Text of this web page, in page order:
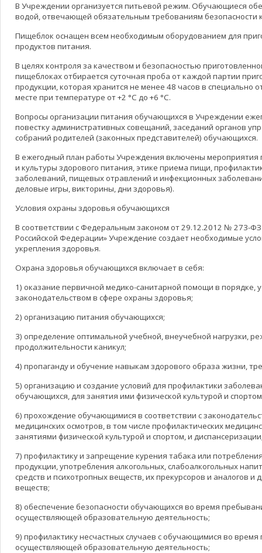
В Учреждении организуется питьевой режим. Обучающиеся
водой, отвечающей обязательным требованиям безопасности
Пищеблок оснащен всем необходимым оборудованием для
продуктов питания.
В целях контроля за качеством и безопасностью
пищеблоках отбирается суточная проба от каждой партии
продукции, которая хранится не менее 48 часов в специально
месте при температуре от +2 °C до +6 °C.
Вопросы организации питания обучающихся в Учреждении
повестку административных совещаний, заседаний органов
собраний родителей (законных представителей) обучающихся.
В ежегодный план работы Учреждения включены
и культуры здорового питания, этике приема пищи,
заболеваний, пищевых отравлений и инфекционных
деловые игры, викторины, дни здоровья).
Условия охраны здоровья обучающихся
В соответствии с Федеральным законом от 29.12.2012 № 273-
Российской Федерации» Учреждение создает необходимые
укрепления здоровья.
Охрана здоровья обучающихся включает в себя:
1) оказание первичной медико-санитарной помощи в порядке,
законодательством в сфере охраны здоровья;
2) организацию питания обучающихся;
3) определение оптимальной учебной, внеучебной нагрузки,
продолжительности каникул;
4) пропаганду и обучение навыкам здорового образа жизни,
5) организацию и создание условий для профилактики
обучающихся, для занятия ими физической культурой и
6) прохождение обучающимися в соответствии с
медицинских осмотров, в том числе профилактических
занятиями физической культурой и спортом, и
7) профилактику и запрещение курения табака или
продукции, употребления алкогольных, слабоалкогольных
средств и психотропных веществ, их прекурсоров и аналогов
веществ;
8) обеспечение безопасности обучающихся во время
осуществляющей образовательную деятельность;
9) профилактику несчастных случаев с обучающимися во
осуществляющей образовательную деятельность;